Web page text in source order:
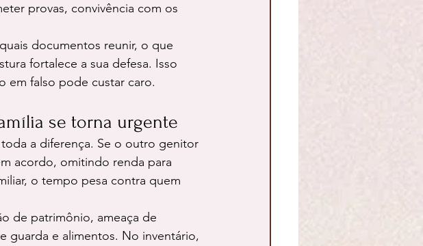
provas, convivência com os
documentos reunir, o que
fortalece a sua defesa. Isso
em falso pode custar caro.
se torna urgente
a diferença. Se o outro genitor
acordo, omitindo renda para
o tempo pesa contra quem
de patrimônio, ameaça de
guarda e alimentos. No inventário,